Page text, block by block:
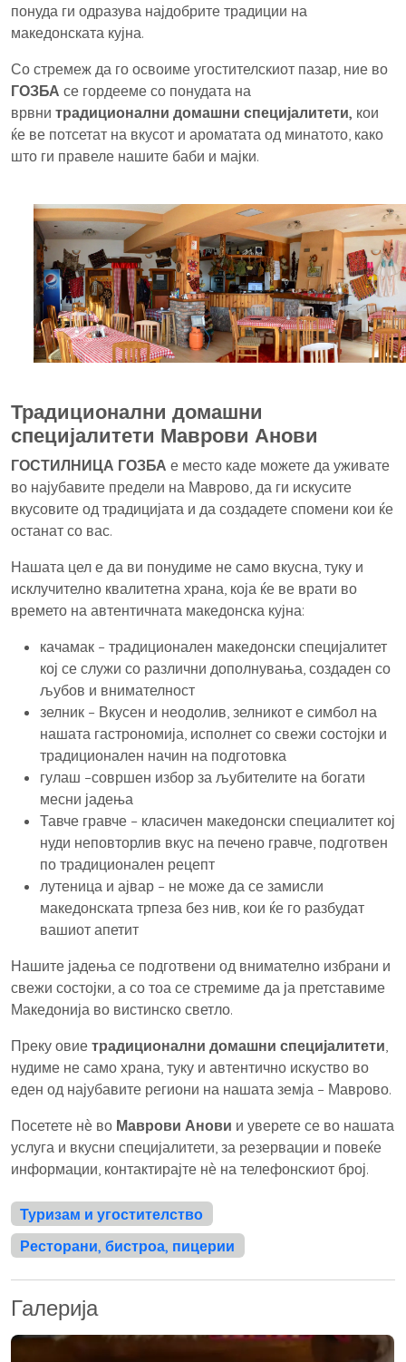
понуда ги одразува најдобрите традиции на
македонската кујна.
Со стремеж да го освоиме угостителскиот пазар, ние во
ГОЗБА се гордееме со понудата на
врвни традиционални домашни специјалитети, кои
ќе ве потсетат на вкусот и ароматата од минатото, како
што ги правеле нашите баби и мајки.
Традиционални домашни
специјалитети Маврови Анови
ГОСТИЛНИЦА ГОЗБА е место каде можете да уживате
во најубавите предели на Маврово, да ги искусите
вкусовите од традицијата и да создадете спомени кои ќе
останат со вас.
Нашата цел е да ви понудиме не само вкусна, туку и
исклучително квалитетна храна, која ќе ве врати во
времето на автентичната македонска кујна:
качамак – традиционален македонски специјалитет
кој се служи со различни дополнувања, создаден со
љубов и внимателност
зелник – Вкусен и неодолив, зелникот е симбол на
нашата гастрономија, исполнет со свежи состојки и
традиционален начин на подготовка
гулаш –совршен избор за љубителите на богати
месни јадења
Тавче гравче – класичен македонски специалитет кој
нуди неповторлив вкус на печено гравче, подготвен
по традиционален рецепт
лутеница и ајвар – не може да се замисли
македонската трпеза без нив, кои ќе го разбудат
вашиот апетит
Нашите јадења се подготвени од внимателно избрани и
свежи состојки, а со тоа се стремиме да ја претставиме
Македонија во вистинско светло.
Преку овие традиционални домашни специјалитети,
нудиме не само храна, туку и автентично искуство во
еден од најубавите региони на нашата земја – Маврово.
Посетете нѐ во Маврови Анови и уверете се во нашата
услуга и вкусни специјалитети, за резервации и повеќе
информации, контактирајте нѐ на телефонскиот број.
Туризам и угостителство
Ресторани, бистроа, пицерии
Галерија